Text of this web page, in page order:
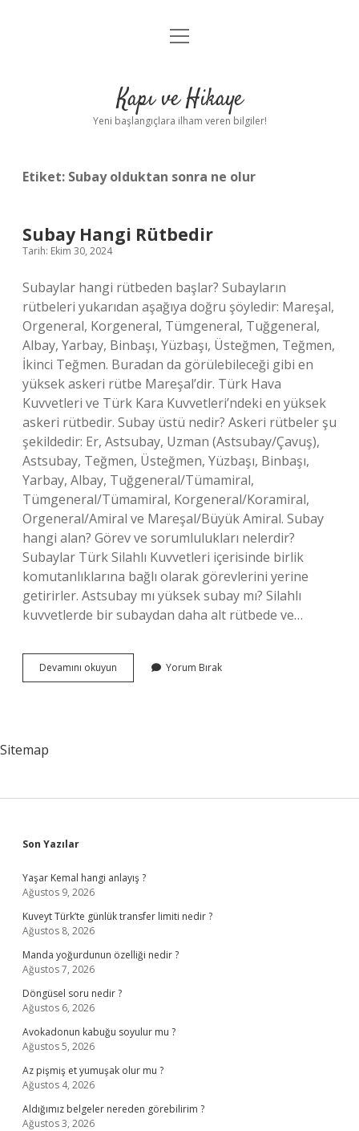
Anasayfa
Yasal Uyarı
menüyü
Kapı ve Hikaye
Yeni başlangıçlara ilham veren bilgiler!
Etiket: Subay olduktan sonra ne olur
Subay Hangi Rütbedir
Tarih: Ekim 30, 2024
Subaylar hangi rütbeden başlar? Subayların
rütbeleri yukarıdan aşağıya doğru şöyledir: Mareşal,
Orgeneral, Korgeneral, Tümgeneral, Tuğgeneral,
Albay, Yarbay, Binbaşı, Yüzbaşı, Üsteğmen, Teğmen,
İkinci Teğmen. Buradan da görülebileceği gibi en
yüksek askeri rütbe Mareşal’dir. Türk Hava
Kuvvetleri ve Türk Kara Kuvvetleri’ndeki en yüksek
askeri rütbedir. Subay üstü nedir? Askeri rütbeler şu
şekildedir: Er, Astsubay, Uzman (Astsubay/Çavuş),
Astsubay, Teğmen, Üsteğmen, Yüzbaşı, Binbaşı,
Yarbay, Albay, Tuğgeneral/Tümamiral,
Tümgeneral/Tümamiral, Korgeneral/Koramiral,
Orgeneral/Amiral ve Mareşal/Büyük Amiral. Subay
hangi alan? Görev ve sorumlulukları nelerdir?
Subaylar Türk Silahlı Kuvvetleri içerisinde birlik
komutanlıklarına bağlı olarak görevlerini yerine
getirirler. Astsubay mı yüksek subay mı? Silahlı
kuvvetlerde bir subaydan daha alt rütbede ve…
Devamını okuyun
Hangi
Yorum Bırak
Sitemap
Sidebar
Son Yazılar
Yaşar Kemal hangi anlayış ?
Ağustos 9, 2026
Kuveyt Türk’te günlük transfer limiti nedir ?
Ağustos 8, 2026
Manda yoğurdunun özelliği nedir ?
Ağustos 7, 2026
Döngüsel soru nedir ?
Ağustos 6, 2026
Avokadonun kabuğu soyulur mu ?
Ağustos 5, 2026
Az pişmiş et yumuşak olur mu ?
Ağustos 4, 2026
Aldığımız belgeler nereden görebilirim ?
Ağustos 3, 2026